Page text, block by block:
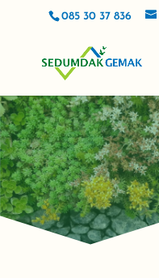
085 30 37 836